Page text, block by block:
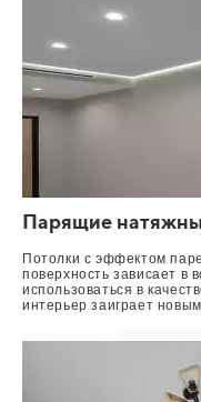
Парящие
Потолки с эффектом
поверхность зависает в
использоваться в
интерьер заиграет